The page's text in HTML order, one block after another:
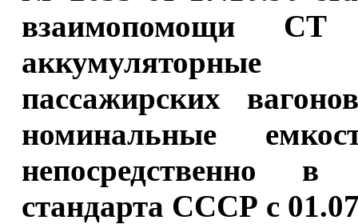
взаимопомощи
аккумуляторные
пассажирских
номинальные
непосредственно в
стандарта СССР с